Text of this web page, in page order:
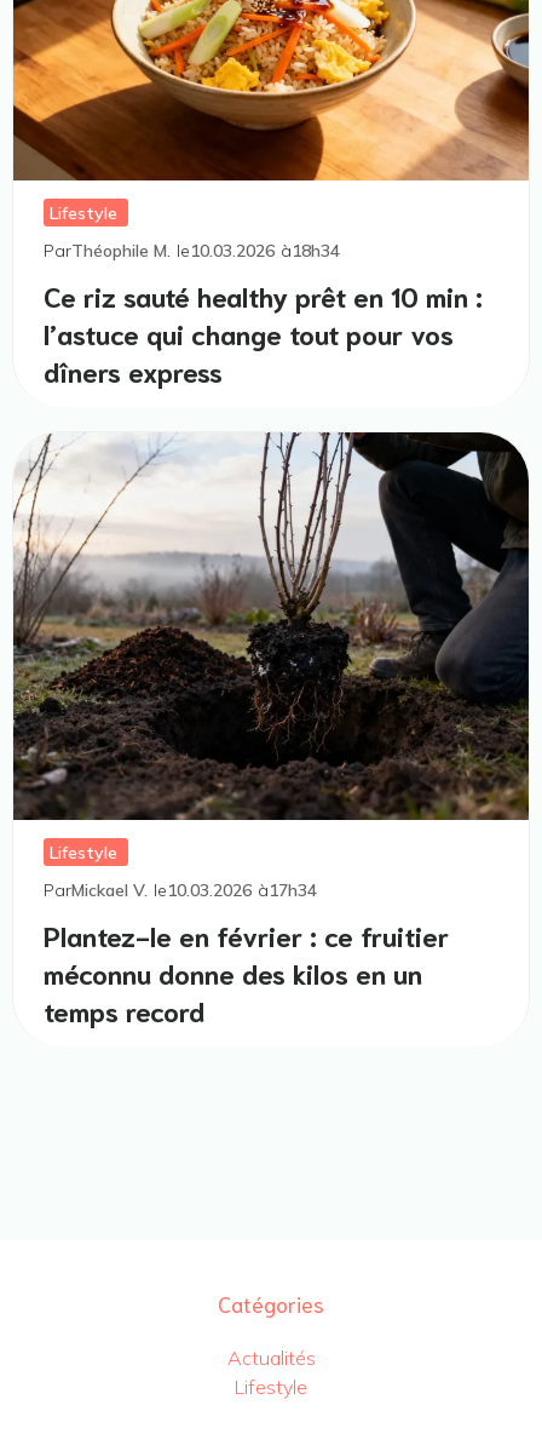
Lifestyle
ParThéophile M. le10.03.2026 à18h34
Ce riz sauté healthy prêt en 10 min :
l’astuce qui change tout pour vos
dîners express
Lifestyle
ParMickael V. le10.03.2026 à17h34
Plantez-le en février : ce fruitier
méconnu donne des kilos en un
temps record
Catégories
Actualités
Lifestyle